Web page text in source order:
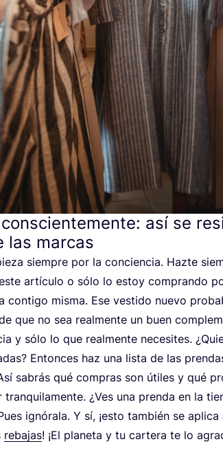
así se
las marcas
siem­pre por la con­cien­cia. Haz­te
artícu­lo o sólo lo estoy com­pran­do
con­ti­go mis­ma. Ese ves­ti­do nue­vo
que no sea real­men­te un buen
y sólo lo que real­men­te nece­si­tes.
Enton­ces haz una lis­ta de las
sabrás qué com­pras son úti­les y qué
¿Ves una pren­da en la
ignó­ra­la. Y sí, ¡esto tam­bién se
reba­jas! ¡El pla­ne­ta y tu car­te­ra te lo